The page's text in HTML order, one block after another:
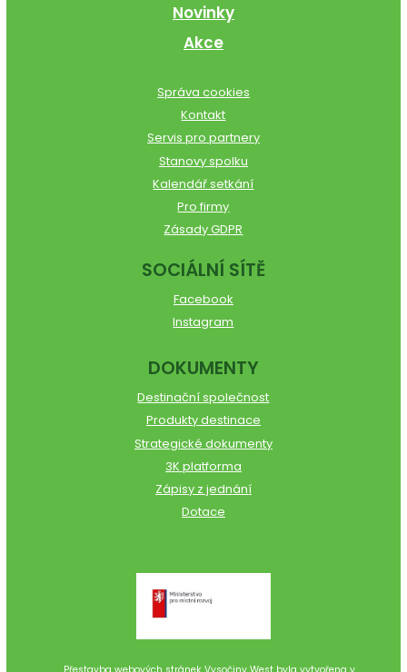
Novinky
Akce
Správa cookies
Kontakt
Servis pro partnery
Stanovy spolku
Kalendář setkání
Pro firmy
Zásady GDPR
SOCIÁLNÍ SÍTĚ
Facebook
Instagram
DOKUMENTY
Destinační společnost
Produkty destinace
Strategické dokumenty
3K platforma
Zápisy z jednání
Dotace